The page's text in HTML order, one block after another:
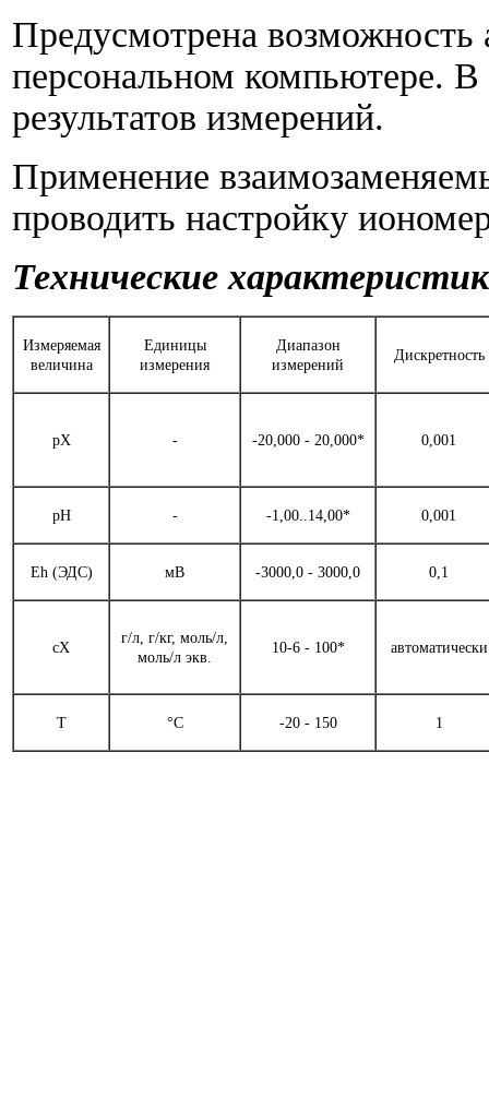
Предусмотрена возможность
персональном компьютере.
результатов измерений.
Применение
проводить настройку
Технические
Измеряемая
величина
Единицы
измерения
Диапазон
измерений
Дискретность
pX - -20,000 - 20,000* 0,001
pH - -1,00..14,00* 0,001
Eh (ЭДС) мВ -3000,0 - 3000,0 0,1
cX
г/л, г/кг, моль/л,
моль/л экв.
10-6 - 100* автоматически
T °С -20 - 150 1